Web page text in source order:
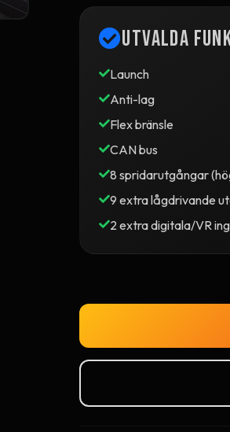
Utvalda
Launch
Anti-lag
Flex bränsle
CAN bus
8 spridarutgångar
9 extra lågdrivande
2 extra digitala/VR